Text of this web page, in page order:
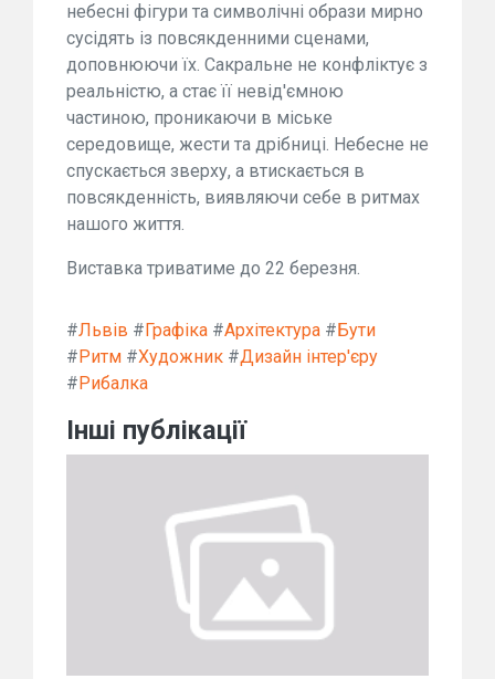
небесні фігури та символічні образи мирно
сусідять із повсякденними сценами,
доповнюючи їх. Сакральне не конфліктує з
реальністю, а стає її невід'ємною
частиною, проникаючи в міське
середовище, жести та дрібниці. Небесне не
спускається зверху, а втискається в
повсякденність, виявляючи себе в ритмах
нашого життя.
Виставка триватиме до 22 березня.
#Львів #Графіка #Архітектура #Бути
#Ритм #Художник #Дизайн інтер'єру
#Рибалка
Інші публікації